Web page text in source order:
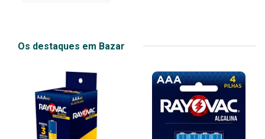
Os destaques em Bazar